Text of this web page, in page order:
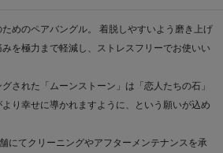
めのペアバングル。 着脱しやすいよう磨き上げ
を極力まで軽減し、ストレスフリーでお使いい
された「ムーンストーン」は「恋人たちの石」
り幸せに導かれますように、という願いが込め
にてクリーニングやアフターメンテナンスを承